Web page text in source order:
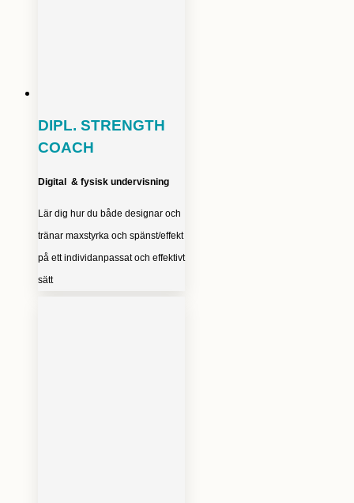
DIPL. STRENGTH
COACH
Digital & fysisk undervisning
Lär dig hur du både designar och
tränar maxstyrka och spänst/effekt
på ett individanpassat och effektivt
sätt